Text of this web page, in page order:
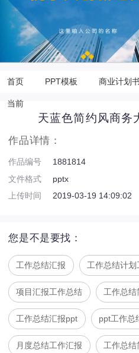
首页 PPT模板 商业计划书
当前
作品详情：
作品编号 1881814
文件格式
pptx
上传时间
2019-03-19 14:09:02
您是不是要找：
工作总结汇报 工作总结计划
项目汇报工作总结 工作总结
工作总结汇报ppt ppt工作总
月度总结工作汇报 工作总结